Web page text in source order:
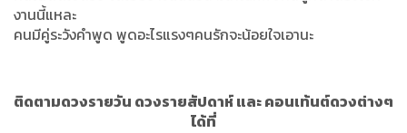
งานนี้แหละ
คนมีคู่ระวังคำพูด พูดอะไรแรงๆคนรักจะน้อยใจเอานะ
ติดตามดวงรายวัน ดวงรายสัปดาห์ และ คอนเท้นต์ดวงต่างๆ
ได้ที่